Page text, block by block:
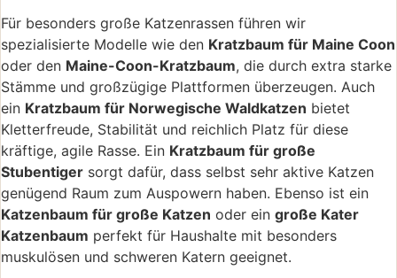
Für besonders große Katzenrassen führen wir
spezialisierte Modelle wie den Kratzbaum für Maine Coon
oder den Maine-Coon-Kratzbaum, die durch extra starke
Stämme und großzügige Plattformen überzeugen. Auch
ein Kratzbaum für Norwegische Waldkatzen bietet
Kletterfreude, Stabilität und reichlich Platz für diese
kräftige, agile Rasse. Ein Kratzbaum für große
Stubentiger sorgt dafür, dass selbst sehr aktive Katzen
genügend Raum zum Auspowern haben. Ebenso ist ein
Katzenbaum für große Katzen oder ein große Kater
Katzenbaum perfekt für Haushalte mit besonders
muskulösen und schweren Katern geeignet.